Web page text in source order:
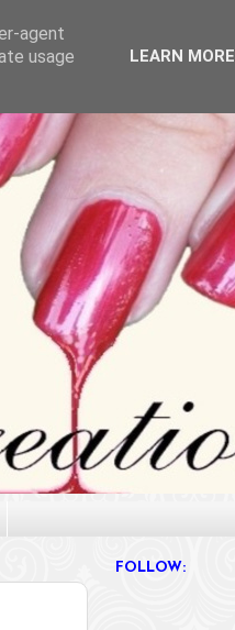
FOLLOW:
agent
usage
LEARN MORE